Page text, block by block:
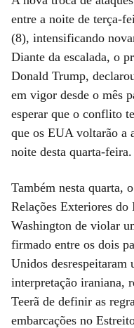
entre a noite de terça-
(8), intensificando
Diante da escalada, o
Donald Trump,
em vigor desde o mês
esperar que o conflito
que os EUA voltarão a
noite desta quarta-feira.
Também nesta quarta,
Relações Exteriores do
Washington de violar
firmado entre os dois
Unidos desrespeitaram
interpretação iraniana,
Teerã de definir as
embarcações no